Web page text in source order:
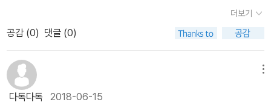
국을 만들어야 합니다.그리고 정부에 그런 나라를 만들엉 달라고 요
구해야 합니다.그래야만 우리가 가는 이 길 위에 행복한 나라, 대한민
교과서 통합사회의 전반적인 내용을 살펴보면서 교과서 지식을 쉽고
재미있게배울 수 있도록 해줍니다.청소년들이 지식과 활동을 융합해
세상을 바라보는 안목을키워 나갈 수 있도록 구성되어 있으며 이렇게
인권부터 실제 현장에서는제대로 지켜지지 않는 인권에 대해 다룬
다. 얼마전 우연히 TV에서 봤던 영화<나, 다니엘 블레이크>에 대해
나왔는데,국가가 법제도라는 형식적인 틀에 메어국민의 인권을 제대
로 보호하지 못하는 경우를 보여준다 다소 어려울 수 있는 주제들이
지만,생각해보면 너무나 중요하고 필요한 얘기다. 교과서에서 예제도
어져 하나의 현상을 만들어낸다는 것을 이해할 수 있고이처럼<통합
사회 교과서와 함께 읽기>를 통해다양한 주제에 여러 관점을 적용하
여 통합적으로 사고하는 과정을집중적으로 경험해보게 되었다는 총
평을 해본다. 무엇보다도 어려울법한 내용,행복, 자연환경, 생활공간,
인권, 시장, 사회 정의와 불평등,문화, 세계화와 평화, 지속 가능성이
라는 큰 주제를 다루고 있는 이 책이쉽게 읽힐 수 있었다는 경이로움
새롭게 만들어진 고등학교 통합사회의 주제를 따라갑니다.1권에서는
통합적 관점이란 무엇인지에 대해 살펴보고, '행복', '자연환경', '생활
융','사회 정의와 불평등','문화와 다양성','지구촌 갈등과 평화', '지속가
능성과 미래'의 내용으로 고등학교 통합사회에 대해 알려줍니다.관점
이란 사람이 어떤 현상이나 사물을 바라보는 방향이나 가치, 또한 태
·통합과학의 수능과목 포함 여부에 대해서도 시민참여단의 의견을 수
용해 면밀히 살펴보아야 한다며 교육부에 새입시제도에 대한 최종 결
정 권한을 넘겼다. 그러니까 이미 고등학생들은 '통합사회'를 배우고
는 있지만, 통합사회 과목이 수능에 반응될지 여부 또한 불확실한 상
태라는 말이다. 왜 미리 큰 그림을 그려놓지 않고 이랬다 저랬다 하며
더보기
공감 (0) 댓글 (0)
다독다독 2018-06-15